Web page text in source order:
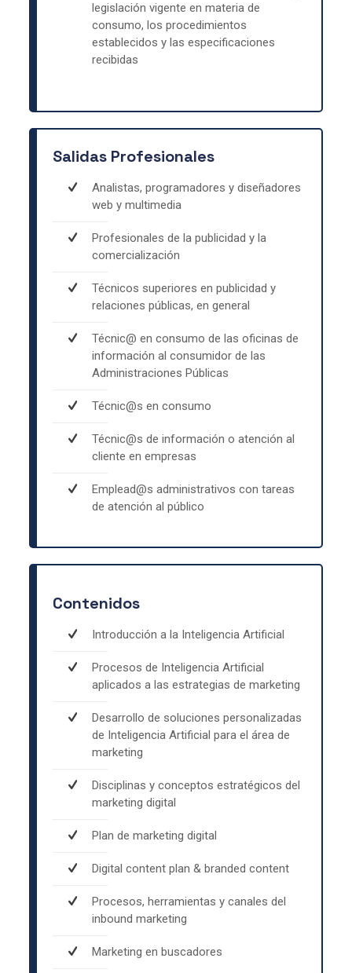
legislación vigente en materia de
consumo, los procedimientos
establecidos y las especificaciones
recibidas
Salidas Profesionales
Analistas, programadores y diseñadores
web y multimedia
Profesionales de la publicidad y la
comercialización
Técnicos superiores en publicidad y
relaciones públicas, en general
Técnic@ en consumo de las oficinas de
información al consumidor de las
Administraciones Públicas
Técnic@s en consumo
Técnic@s de información o atención al
cliente en empresas
Emplead@s administrativos con tareas
de atención al público
Contenidos
Introducción a la Inteligencia Artificial
Procesos de Inteligencia Artificial
aplicados a las estrategias de marketing
Desarrollo de soluciones personalizadas
de Inteligencia Artificial para el área de
marketing
Disciplinas y conceptos estratégicos del
marketing digital
Plan de marketing digital
Digital content plan & branded content
Procesos, herramientas y canales del
inbound marketing
Marketing en buscadores